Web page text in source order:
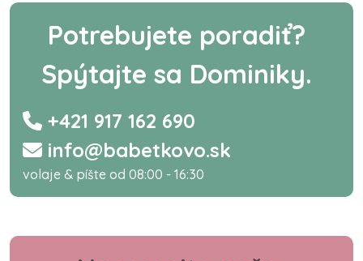
Potrebujete poradiť?
Spýtajte sa Dominiky.
+421 917 162 690
info@babetkovo.sk
volaje & píšte od 08:00 - 16:30